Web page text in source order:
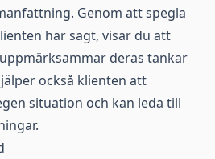
Genom att spegla
har sagt, visar du att
deras tankar
också klienten att
situation och kan leda till